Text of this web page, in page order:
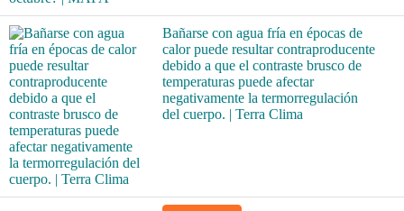
Bañarse con agua fría en épocas de
calor puede resultar contraproducente
debido a que el contraste brusco de
temperaturas puede afectar
negativamente la termorregulación
del cuerpo. | Terra Clima